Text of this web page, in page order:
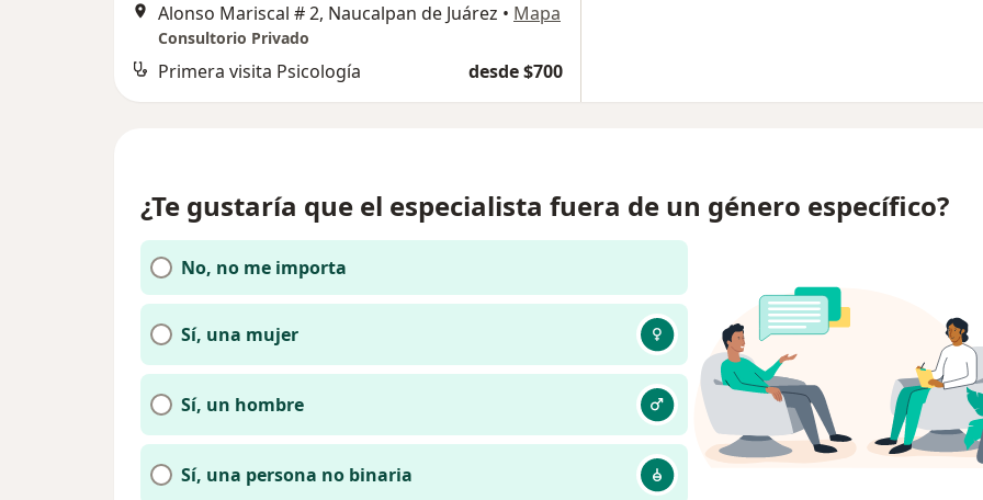
Alonso Mariscal # 2, Naucalpan de Juárez • Mapa
Consultorio Privado
Primera visita Psicología desde $700
¿Te gustaría que el especialista fuera de un género específico?
No, no me importa
Sí, una mujer
Sí, un hombre
Sí, una persona no binaria